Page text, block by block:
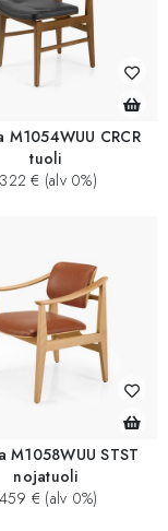
M1054WUU CRCR
tuoli
322 € (alv 0%)
M1058WUU STST
nojatuoli
459 € (alv 0%)